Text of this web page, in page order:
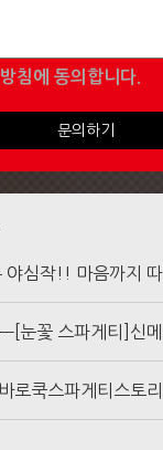
침 에 동의합니다.
문의하기
야심작!! 마음까지
[눈꽃 스파게티]신메
로쿡스파게티스토